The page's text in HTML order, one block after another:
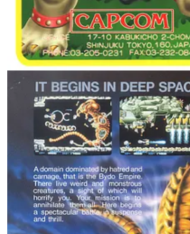
Parmi ces jeux, outre8Bit
3D), on trouveMaldita
hommage àGhost ‘n Goblins)
d’action / plates-formes de la
shoot’em up Super Hydorah,